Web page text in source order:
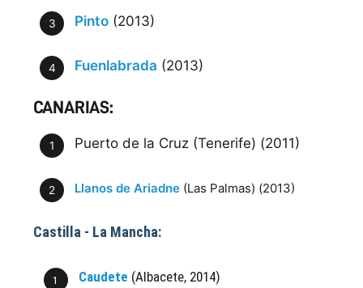
Pinto (2013)
Fuenlabrada (2013)
CANARIAS:
Puerto de la Cruz (Tenerife) (2011)
Llanos de Ariadne (Las Palmas) (2013)
Castilla - La Mancha:
Caudete (Albacete, 2014)